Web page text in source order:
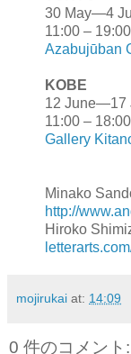
30 May—4
11:00 – 19:00
Azabujūban
KOBE
12 June—17
11:00 – 18:00
Gallery
Minako
http://
Hiroko
mojirukai at: 14:09
0 件のコメント: